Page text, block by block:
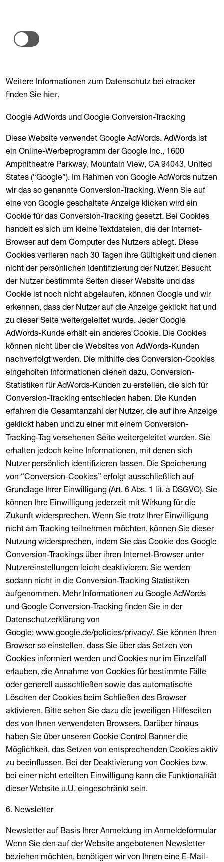
Weitere Informationen zum Datenschutz bei etracker
finden Sie hier.
Google AdWords und Google Conversion-Tracking
Diese Website verwendet Google AdWords. AdWords ist
ein Online-Werbeprogramm der Google Inc., 1600
Amphitheatre Parkway, Mountain View, CA 94043, United
States (“Google”). Im Rahmen von Google AdWords nutzen
wir das so genannte Conversion-Tracking. Wenn Sie auf
eine von Google geschaltete Anzeige klicken wird ein
Cookie für das Conversion-Tracking gesetzt. Bei Cookies
handelt es sich um kleine Textdateien, die der Internet-
Browser auf dem Computer des Nutzers ablegt. Diese
Cookies verlieren nach 30 Tagen ihre Gültigkeit und dienen
nicht der persönlichen Identifizierung der Nutzer. Besucht
der Nutzer bestimmte Seiten dieser Website und das
Cookie ist noch nicht abgelaufen, können Google und wir
erkennen, dass der Nutzer auf die Anzeige geklickt hat und
zu dieser Seite weitergeleitet wurde. Jeder Google
AdWords-Kunde erhält ein anderes Cookie. Die Cookies
können nicht über die Websites von AdWords-Kunden
nachverfolgt werden. Die mithilfe des Conversion-Cookies
eingeholten Informationen dienen dazu, Conversion-
Statistiken für AdWords-Kunden zu erstellen, die sich für
Conversion-Tracking entschieden haben. Die Kunden
erfahren die Gesamtanzahl der Nutzer, die auf ihre Anzeige
geklickt haben und zu einer mit einem Conversion-
Tracking-Tag versehenen Seite weitergeleitet wurden. Sie
erhalten jedoch keine Informationen, mit denen sich
Nutzer persönlich identifizieren lassen. Die Speicherung
von “Conversion-Cookies” erfolgt ausschließlich auf
Grundlage Ihrer Einwilligung (Art. 6 Abs. 1 lit. a DSGVO). Sie
können Ihre Einwilligung jederzeit mit Wirkung für die
Zukunft widersprechen. Wenn Sie trotz Ihrer Einwilligung
nicht am Tracking teilnehmen möchten, können Sie dieser
Nutzung widersprechen, indem Sie das Cookie des Google
Conversion-Trackings über ihren Internet-Browser unter
Nutzereinstellungen leicht deaktivieren. Sie werden
sodann nicht in die Conversion-Tracking Statistiken
aufgenommen. Mehr Informationen zu Google AdWords
und Google Conversion-Tracking finden Sie in der
Datenschutzerklärung von
Google: www.google.de/policies/privacy/. Sie können Ihren
Browser so einstellen, dass Sie über das Setzen von
Cookies informiert werden und Cookies nur im Einzelfall
erlauben, die Annahme von Cookies für bestimmte Fälle
oder generell ausschließen sowie das automatische
Löschen der Cookies beim Schließen des Browser
aktivieren. Bitte sehen Sie dazu die jeweiligen Hilfeseiten
des von Ihnen verwendeten Browsers. Darüber hinaus
haben Sie über unseren Cookie Control Banner die
Möglichkeit, das Setzen von entsprechenden Cookies aktiv
zu beeinflussen. Bei der Deaktivierung von Cookies bzw.
bei einer nicht erteilten Einwilligung kann die Funktionalität
dieser Website u.U. eingeschränkt sein.
6. Newsletter
Newsletter auf Basis Ihrer Anmeldung im Anmeldeformular
Wenn Sie den auf der Website angebotenen Newsletter
beziehen möchten, benötigen wir von Ihnen eine E-Mail-